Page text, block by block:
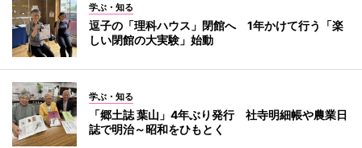
学ぶ・知る
逗子の「理科ハウス」閉館へ 1年かけて行う「楽
しい閉館の大実験」始動
学ぶ・知る
「郷土誌 葉山」4年ぶり発行 社寺明細帳や農業日
誌で明治～昭和をひもとく